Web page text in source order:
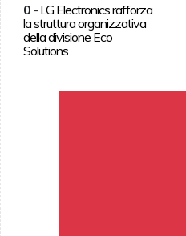
0- LG Electronics rafforza
la struttura organizzativa
della divisione Eco
Solutions